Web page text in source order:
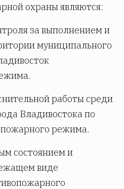
охраны являются:
за выполнением и
муниципального
работы среди
Владивостока по
режима.
состоянием и
виде